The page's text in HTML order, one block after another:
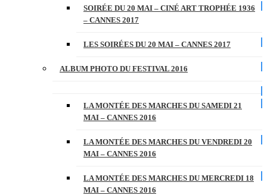
SOIRÉE DU 20 MAI – CINÉ ART TROPHÉE 1936
– CANNES 2017
LES SOIRÉES DU 20 MAI – CANNES 2017
ALBUM PHOTO DU FESTIVAL 2016
LA MONTÉE DES MARCHES DU SAMEDI 21
MAI – CANNES 2016
LA MONTÉE DES MARCHES DU VENDREDI 20
MAI – CANNES 2016
LA MONTÉE DES MARCHES DU MERCREDI 18
MAI – CANNES 2016